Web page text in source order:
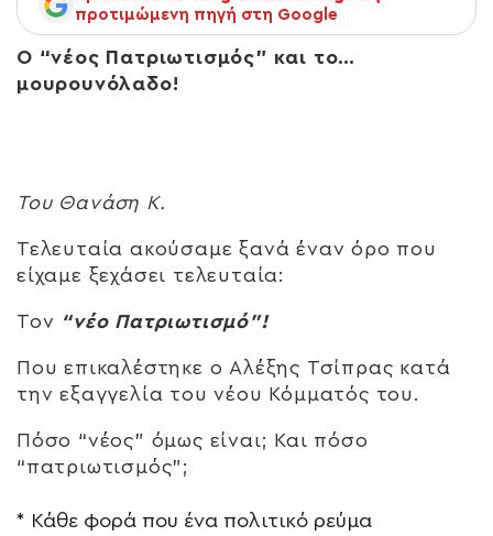
προτιμώμενη πηγή στη Google
Ο “νέος Πατριωτισμός” και το…
μουρουνόλαδο!
Του Θανάση Κ.
Τελευταία ακούσαμε ξανά έναν όρο που
είχαμε ξεχάσει τελευταία:
Τον “νέο Πατριωτισμό”!
Που επικαλέστηκε ο Αλέξης Τσίπρας κατά
την εξαγγελία του νέου Κόμματός του.
Πόσο “νέος” όμως είναι; Και πόσο
“πατριωτισμός”;
* Κάθε φορά που ένα πολιτικό ρεύμα